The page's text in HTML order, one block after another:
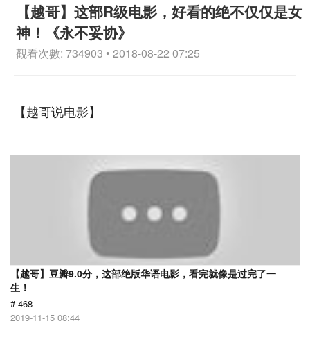
【越哥】这部R级电影，好看的绝不仅仅是女
神！《永不妥协》
觀看次數: 734903 • 2018-08-22 07:25
【越哥说电影】
【越哥】豆瓣9.0分，这部绝版华语电影，看完就像是过完了一
生！
# 468
2019-11-15 08:44